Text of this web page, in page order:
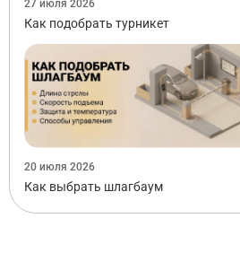
27 июля 2026
Как подобрать турникет
20 июля 2026
Как выбрать шлагбаум